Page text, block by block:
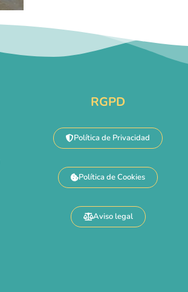
RGPD
Política de Privacidad
Política de Cookies
Aviso legal